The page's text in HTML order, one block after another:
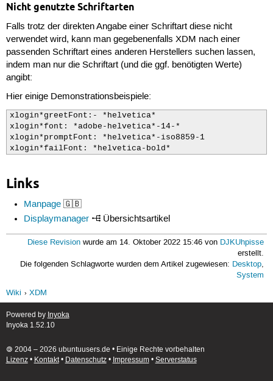
Nicht genutzte Schriftarten
Falls trotz der direkten Angabe einer Schriftart diese nicht
verwendet wird, kann man gegebenenfalls XDM nach einer
passenden Schriftart eines anderen Herstellers suchen lassen,
indem man nur die Schriftart (und die ggf. benötigten Werte)
angibt:
Hier einige Demonstrationsbeispiele:
xlogin*greetFont:- *helvetica*
xlogin*font: *adobe-helvetica*-14-*
xlogin*promptFont: *helvetica*-iso8859-1
xlogin*failFont: *helvetica-bold*
Links
Manpage 🇬🇧
Displaymanager
Übersichtsartikel
Diese Revision wurde am 14. Oktober 2022 15:46 von DJKUhpisse
erstellt.
Die folgenden Schlagworte wurden dem Artikel zugewiesen: Desktop,
System
Wiki
XDM
Powered by Inyoka
Inyoka 1.52.10
🄯 2004 – 2026 ubuntuusers.de • Einige Rechte vorbehalten
Lizenz• Kontakt• Datenschutz• Impressum• Serverstatus